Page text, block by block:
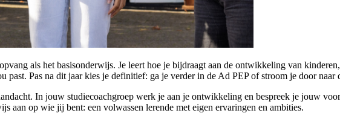
als het basisonderwijs. Je leert hoe je bijdraagt aan de ontwikkeling van
Pas na dit jaar kies je definitief: ga je verder in de Ad PEP of stroom je door
In jouw studiecoachgroep werk je aan je ontwikkeling en bespreek je jouw
aan op wie jij bent: een volwassen lerende met eigen ervaringen en ambities.